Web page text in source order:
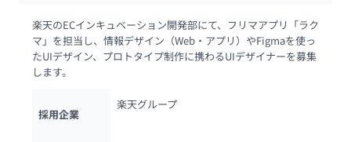
楽天のECインキュベーション開発部にて、フリマアプリ「ラク
マ」を担当し、情報デザイン（Web・アプリ）やFigmaを使っ
たUIデザイン、プロトタイプ制作に携わるUIデザイナーを募集
します。
採用企業
楽天グループ